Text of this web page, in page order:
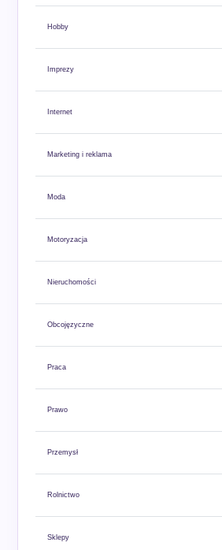
Hobby
Imprezy
Internet
Marketing i reklama
Moda
Motoryzacja
Nieruchomości
Obcojęzyczne
Praca
Prawo
Przemysł
Rolnictwo
Sklepy